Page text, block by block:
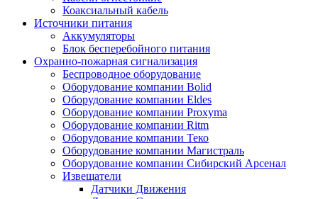
Коаксиальный кабель
Источники питания
Аккумуляторы
Блок бесперебойного питания
Охранно-пожарная сигнализация
Беспроводное оборудование
Оборудование компании Bolid
Оборудование компании Eldes
Оборудование компании Proxyma
Оборудование компании Ritm
Оборудование компании Теко
Оборудование компании Магистраль
Оборудование компании Сибирский Арсенал
Извещатели
Датчики Движения